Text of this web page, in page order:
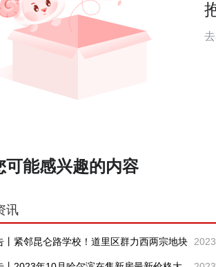
可能感兴趣的内容
讯
丨紧邻昆仑路学校！道里区群力西两宗地块